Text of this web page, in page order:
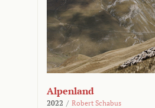
Alpenland
2022 / Robert Schabus